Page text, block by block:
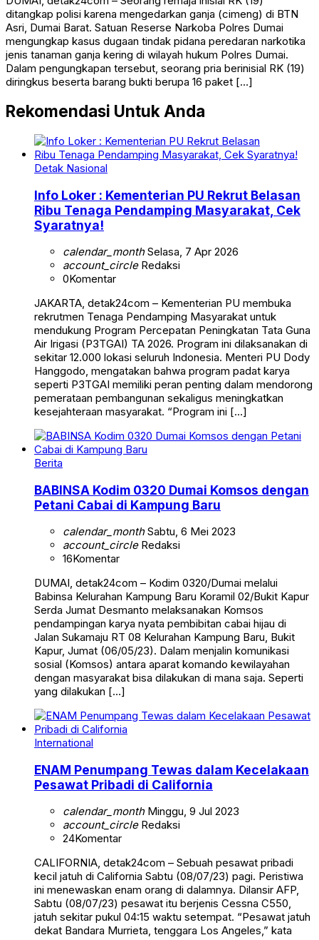
ditangkap polisi karena mengedarkan ganja (cimeng) di BTN
Asri, Dumai Barat. Satuan Reserse Narkoba Polres Dumai
mengungkap kasus dugaan tindak pidana peredaran narkotika
jenis tanaman ganja kering di wilayah hukum Polres Dumai.
Dalam pengungkapan tersebut, seorang pria berinisial RK (19)
diringkus beserta barang bukti berupa 16 paket […]
Rekomendasi Untuk Anda
Detak Nasional
Info Loker : Kementerian PU Rekrut Belasan
Ribu Tenaga Pendamping Masyarakat, Cek
Syaratnya!
calendar_monthSelasa, 7 Apr 2026
account_circleRedaksi
0Komentar
JAKARTA, detak24com – Kementerian PU membuka
rekrutmen Tenaga Pendamping Masyarakat untuk
mendukung Program Percepatan Peningkatan Tata Guna
Air Irigasi (P3TGAI) TA 2026. Program ini dilaksanakan di
sekitar 12.000 lokasi seluruh Indonesia. Menteri PU Dody
Hanggodo, mengatakan bahwa program padat karya
seperti P3TGAI memiliki peran penting dalam mendorong
pemerataan pembangunan sekaligus meningkatkan
kesejahteraan masyarakat. “Program ini […]
Berita
BABINSA Kodim 0320 Dumai Komsos dengan
Petani Cabai di Kampung Baru
calendar_monthSabtu, 6 Mei 2023
account_circleRedaksi
16Komentar
DUMAI, detak24com – Kodim 0320/Dumai melalui
Babinsa Kelurahan Kampung Baru Koramil 02/Bukit Kapur
Serda Jumat Desmanto melaksanakan Komsos
pendampingan karya nyata pembibitan cabai hijau di
Jalan Sukamaju RT 08 Kelurahan Kampung Baru, Bukit
Kapur, Jumat (06/05/23). Dalam menjalin komunikasi
sosial (Komsos) antara aparat komando kewilayahan
dengan masyarakat bisa dilakukan di mana saja. Seperti
yang dilakukan […]
International
ENAM Penumpang Tewas dalam Kecelakaan
Pesawat Pribadi di California
calendar_monthMinggu, 9 Jul 2023
account_circleRedaksi
24Komentar
CALIFORNIA, detak24com – Sebuah pesawat pribadi
kecil jatuh di California Sabtu (08/07/23) pagi. Peristiwa
ini menewaskan enam orang di dalamnya. Dilansir AFP,
Sabtu (08/07/23) pesawat itu berjenis Cessna C550,
jatuh sekitar pukul 04:15 waktu setempat. “Pesawat jatuh
dekat Bandara Murrieta, tenggara Los Angeles,” kata